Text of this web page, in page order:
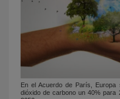
En el Acuerdo de París,
dióxido de carbono un 40% para